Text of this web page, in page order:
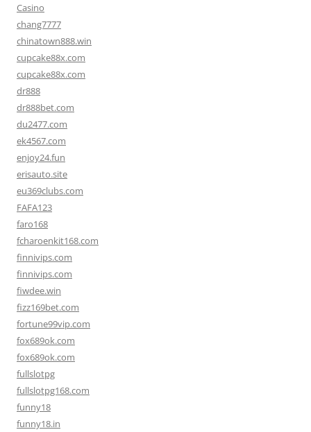
Casino
chang7777
chinatown888.win
cupcake88x.com
cupcake88x.com
dr888
dr888bet.com
du2477.com
ek4567.com
enjoy24.fun
erisauto.site
eu369clubs.com
FAFA123
faro168
fcharoenkit168.com
finnivips.com
finnivips.com
fiwdee.win
fizz169bet.com
fortune99vip.com
fox689ok.com
fox689ok.com
fullslotpg
fullslotpg168.com
funny18
funny18.in